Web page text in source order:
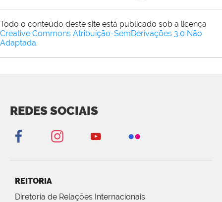
Todo o conteúdo deste site está publicado sob a licença
Creative Commons Atribuição-SemDerivações 3.0 Não
Adaptada.
REDES SOCIAIS
REITORIA
Diretoria de Relações Internacionais